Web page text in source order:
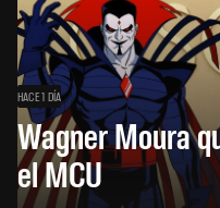
HACE 1 DÍA
Wagner Moura
el MCU